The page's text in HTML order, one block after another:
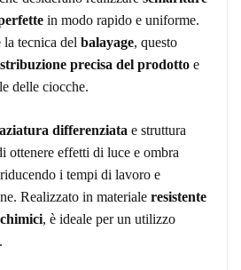
in modo rapido e uniforme.
tecnica del balayage, questo
precisa del prodotto e
delle ciocche.
differenziata e struttura
ottenere effetti di luce e ombra
i tempi di lavoro e
Realizzato in materiale resistente
, è ideale per un utilizzo